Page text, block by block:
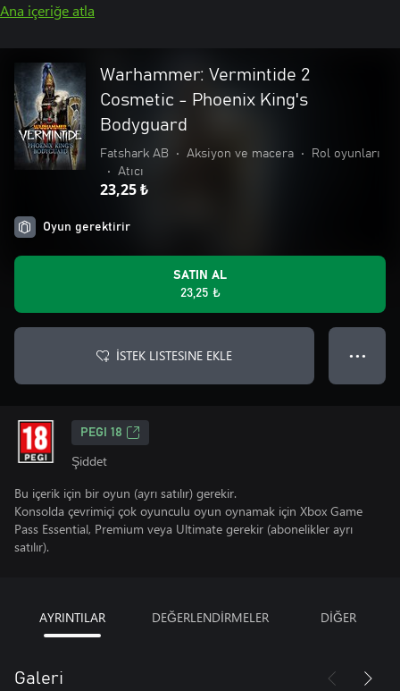
Ana içeriğe atla
Warhammer: Vermintide 2
Cosmetic - Phoenix King's
Bodyguard
Fatshark AB • Aksiyon ve macera •
Rol oyunları
•
Atıcı
23,25 ₺
Oyun gerektirir
SATIN AL
23,25 ₺
İSTEK LISTESINE EKLE ● ● ●
PEGI 18
Şiddet
Bu içerik için bir oyun (ayrı satılır) gerekir.
Konsolda çevrimiçi çok oyunculu oyun oynamak için Xbox Game
Pass Essential, Premium veya Ultimate gerekir (abonelikler ayrı
satılır).
AYRINTILAR DEĞERLENDİRMELER DİĞER
Galeri